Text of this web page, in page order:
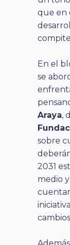
que en
En el
se
Araya,
sobre
2031
medio